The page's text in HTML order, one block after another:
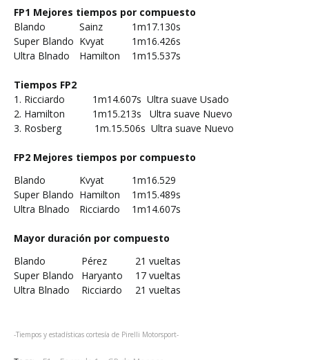
FP1 Mejores tiempos por compuesto
Blando
Sainz
1m17.130s
Super Blando Kvyat
1m16.426s
Ultra Blnado
Hamilton 1m15.537s
Tiempos FP2
1. Ricciardo 1m14.607s Ultra suave Usado
2. Hamilton 1m15.213s Ultra suave Nuevo
3. Rosberg 1m.15.506s Ultra suave Nuevo
FP2 Mejores tiempos por compuesto
Blando
Kvyat
1m16.529
Super Blando Hamilton
1m15.489s
Ultra Blnado
Ricciardo 1m14.607s
Mayor duración por compuesto
Blando
Pérez
21 vueltas
Super Blando
Haryanto
17 vueltas
Ultra Blnado
Ricciardo 21 vueltas
-Tiempos y estadísticas cortesía de Pirelli Motorsport-